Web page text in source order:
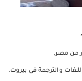
من مصر.
والترجمة في بيروت.